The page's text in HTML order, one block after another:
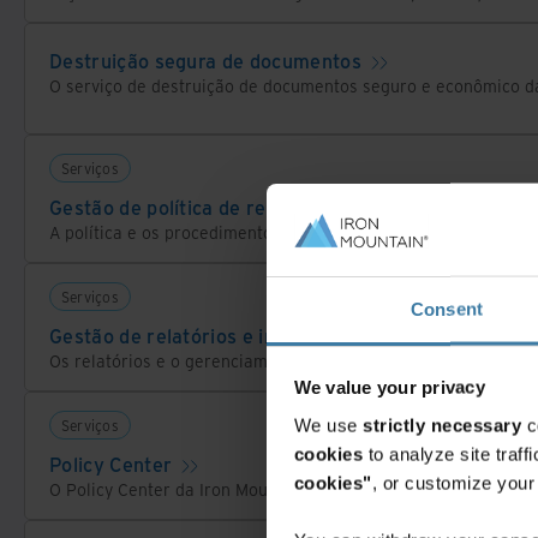
Consent
We value your privacy
We use strictly necessary
cookies to analyze site
cookies", or customize
Destruição segura de documentos
Serviços
Gestão de política de retenção e privacidade
Serviços
Gestão de relatórios e inventário
Serviços
Policy Center